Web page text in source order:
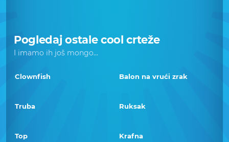
Pogledaj ostale cool crteže
I imamo ih još mongo...
Clownfish Balon na vrući zrak
Truba Ruksak
Top Krafna